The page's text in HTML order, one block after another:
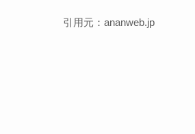
引用元：ananweb.jp